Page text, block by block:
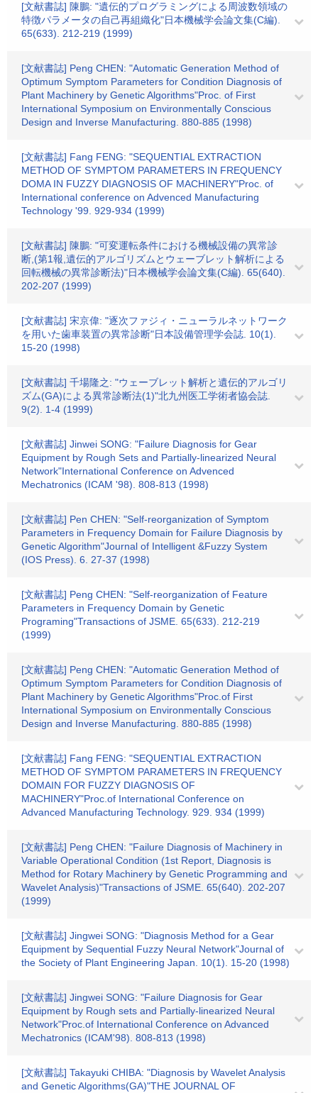
[文献書誌] 陳鵬: "遺伝的プログラミングによる周波数領域の
特徴パラメータの自己再組織化"日本機械学会論文集(C編).
65(633). 212-219 (1999)
[文献書誌] Peng CHEN: "Automatic Generation Method of
Optimum Symptom Parameters for Condition Diagnosis of
Plant Machinery by Genetic Algorithms"Proc. of First
International Symposium on Environmentally Conscious
Design and Inverse Manufacturing. 880-885 (1998)
[文献書誌] Fang FENG: "SEQUENTIAL EXTRACTION
METHOD OF SYMPTOM PARAMETERS IN FREQUENCY
DOMA IN FUZZY DIAGNOSIS OF MACHINERY"Proc. of
International conference on Advenced Manufacturing
Technology '99. 929-934 (1999)
[文献書誌] 陳鵬: "可変運転条件における機械設備の異常診
断,(第1報,遺伝的アルゴリズムとウェーブレット解析による
回転機械の異常診断法)"日本機械学会論文集(C編). 65(640).
202-207 (1999)
[文献書誌] 宋京偉: "逐次ファジィ・ニューラルネットワーク
を用いた歯車装置の異常診断"日本設備管理学会誌. 10(1).
15-20 (1998)
[文献書誌] 千場隆之: "ウェーブレット解析と遺伝的アルゴリ
ズム(GA)による異常診断法(1)"北九州医工学術者協会誌.
9(2). 1-4 (1999)
[文献書誌] Jinwei SONG: "Failure Diagnosis for Gear
Equipment by Rough Sets and Partially-linearized Neural
Network"International Conference on Advenced
Mechatronics (ICAM '98). 808-813 (1998)
[文献書誌] Pen CHEN: "Self-reorganization of Symptom
Parameters in Frequency Domain for Failure Diagnosis by
Genetic Algorithm"Journal of Intelligent &Fuzzy System
(IOS Press). 6. 27-37 (1998)
[文献書誌] Peng CHEN: "Self-reorganization of Feature
Parameters in Frequency Domain by Genetic
Programing"Transactions of JSME. 65(633). 212-219
(1999)
[文献書誌] Peng CHEN: "Automatic Generation Method of
Optimum Symptom Parameters for Condition Diagnosis of
Plant Machinery by Genetic Algorithms"Proc.of First
International Symposium on Environmentally Conscious
Design and Inverse Manufacturing. 880-885 (1998)
[文献書誌] Fang FENG: "SEQUENTIAL EXTRACTION
METHOD OF SYMPTOM PARAMETERS IN FREQUENCY
DOMAIN FOR FUZZY DIAGNOSIS OF
MACHINERY"Proc.of International Conference on
Advanced Manufacturing Technology. 929. 934 (1999)
[文献書誌] Peng CHEN: "Failure Diagnosis of Machinery in
Variable Operational Condition (1st Report, Diagnosis is
Method for Rotary Machinery by Genetic Programming and
Wavelet Analysis)"Transactions of JSME. 65(640). 202-207
(1999)
[文献書誌] Jingwei SONG: "Diagnosis Method for a Gear
Equipment by Sequential Fuzzy Neural Network"Journal of
the Society of Plant Engineering Japan. 10(1). 15-20 (1998)
[文献書誌] Jingwei SONG: "Failure Diagnosis for Gear
Equipment by Rough sets and Partially-linearized Neural
Network"Proc.of International Conference on Advanced
Mechatronics (ICAM'98). 808-813 (1998)
[文献書誌] Takayuki CHIBA: "Diagnosis by Wavelet Analysis
and Genetic Algorithms(GA)"THE JOURNAL OF